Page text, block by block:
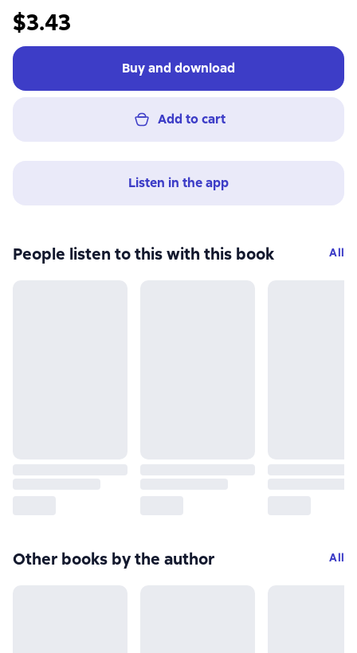
$3.43
Buy and download
Add to cart
Listen in the app
People listen to this with this book All
Other books by the author All